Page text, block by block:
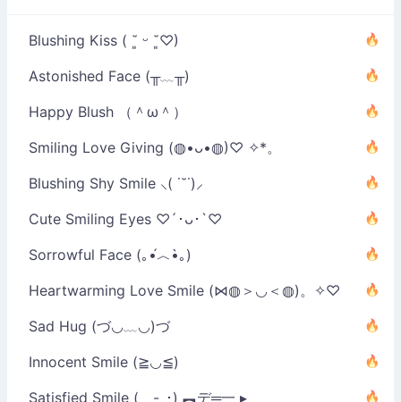
Blushing Kiss ( ˘͈ ᵕ ˘͈♡)
Astonished Face (╥﹏╥)
Happy Blush （＾ω＾）
Smiling Love Giving (◍•ᴗ•◍)♡ ✧*。
Blushing Shy Smile ⸜( ˙˘˙)⸝
Cute Smiling Eyes ♡´･ᴗ･`♡
Sorrowful Face (｡•́︿•̀｡)
Heartwarming Love Smile (⋈◍＞◡＜◍)。✧♡
Sad Hug (づ◡﹏◡)づ
Innocent Smile (≧◡≦)
Satisfied Smile ( -_･) ︻デ═一 ▸